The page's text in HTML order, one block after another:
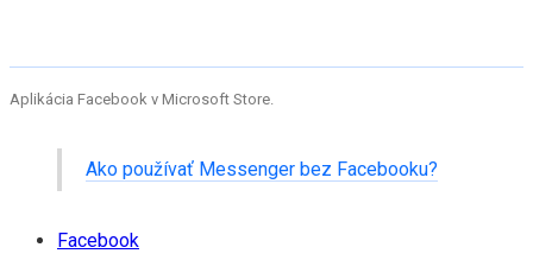
Aplikácia Facebook v Microsoft Store.
Ako používať Messenger bez Facebooku?
Facebook